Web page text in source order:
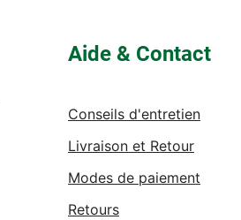
Aide & Contact
Conseils d'entretien
Livraison et Retour
Modes de paiement
Retours